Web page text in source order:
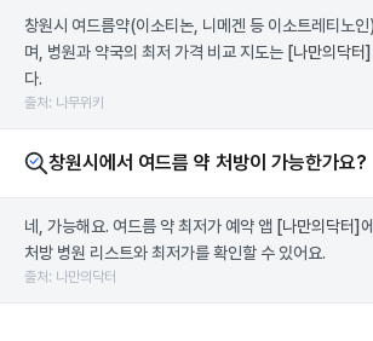
창원시 여드름약(이소티논, 니메겐 등 이소트레티노
며, 병원과 약국의 최저 가격 비교 지도는 [나만의닥터]
다.
출처: 나무위키
창원시에서 여드름 약 처방이 가능한가요?
네, 가능해요. 여드름 약 최저가 예약 앱 [나만의닥터]
처방 병원 리스트와 최저가를 확인할 수 있어요.
출처: 나만의닥터